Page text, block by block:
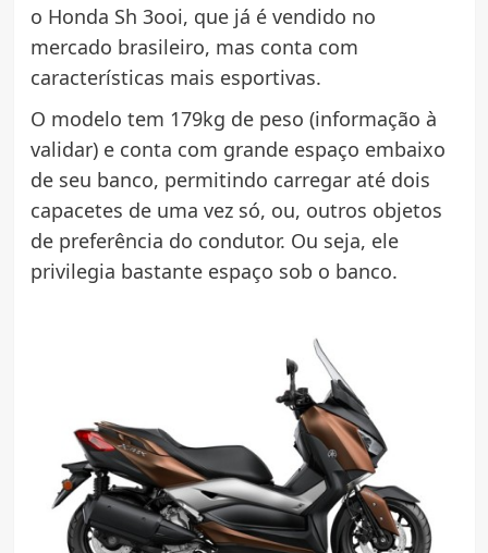
o Honda Sh 3ooi, que já é vendido no
mercado brasileiro, mas conta com
características mais esportivas.
O modelo tem 179kg de peso (informação à
validar) e conta com grande espaço embaixo
de seu banco, permitindo carregar até dois
capacetes de uma vez só, ou, outros objetos
de preferência do condutor. Ou seja, ele
privilegia bastante espaço sob o banco.